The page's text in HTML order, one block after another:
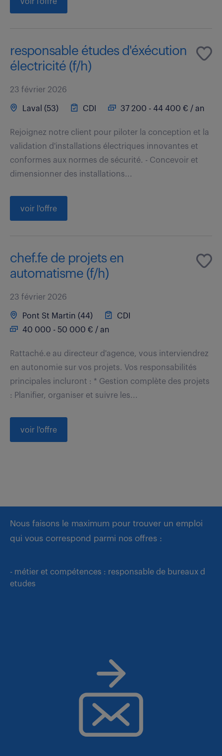
responsable études d'éxécution
électricité (f/h)
23 février 2026
Laval (53) CDI 37 200 - 44 400 € / an
Rejoignez notre client pour piloter la conception et la
validation d'installations électriques innovantes et
conformes aux normes de sécurité. - Concevoir et
dimensionner des installations...
voir l'offre
chef.fe de projets en
automatisme (f/h)
23 février 2026
Pont St Martin (44)
CDI
40 000 - 50 000 € / an
Rattaché.e au directeur d'agence, vous interviendrez
en autonomie sur vos projets. Vos responsabilités
principales incluront : * Gestion complète des projets
: Planifier, organiser et suivre les...
voir l'offre
Nous faisons le maximum pour trouver un emploi
qui vous correspond parmi nos offres :
- métier et compétences : responsable de bureaux d
etudes